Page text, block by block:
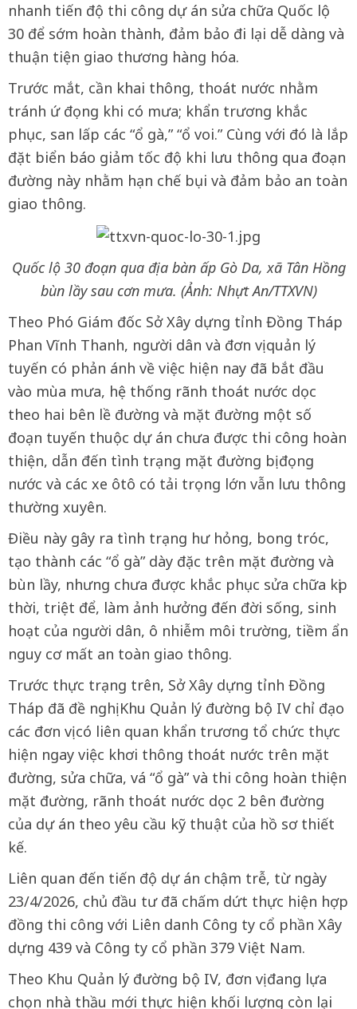
nhanh tiến độ thi công dự án sửa chữa Quốc lộ
30 để sớm hoàn thành, đảm bảo đi lại dễ dàng và
thuận tiện giao thương hàng hóa.
Trước mắt, cần khai thông, thoát nước nhằm
tránh ứ đọng khi có mưa; khẩn trương khắc
phục, san lấp các “ổ gà,” “ổ voi.” Cùng với đó là lắp
đặt biển báo giảm tốc độ khi lưu thông qua đoạn
đường này nhằm hạn chế bụi và đảm bảo an toàn
giao thông.
Quốc lộ 30 đoạn qua địa bàn ấp Gò Da, xã Tân Hồng
bùn lầy sau cơn mưa. (Ảnh: Nhựt An/TTXVN)
Theo Phó Giám đốc Sở Xây dựng tỉnh Đồng Tháp
Phan Vĩnh Thanh, người dân và đơn vị quản lý
tuyến có phản ánh về việc hiện nay đã bắt đầu
vào mùa mưa, hệ thống rãnh thoát nước dọc
theo hai bên lề đường và mặt đường một số
đoạn tuyến thuộc dự án chưa được thi công hoàn
thiện, dẫn đến tình trạng mặt đường bị đọng
nước và các xe ôtô có tải trọng lớn vẫn lưu thông
thường xuyên.
Điều này gây ra tình trạng hư hỏng, bong tróc,
tạo thành các “ổ gà” dày đặc trên mặt đường và
bùn lầy, nhưng chưa được khắc phục sửa chữa kịp
thời, triệt để, làm ảnh hưởng đến đời sống, sinh
hoạt của người dân, ô nhiễm môi trường, tiềm ẩn
nguy cơ mất an toàn giao thông.
Trước thực trạng trên, Sở Xây dựng tỉnh Đồng
Tháp đã đề nghị Khu Quản lý đường bộ IV chỉ đạo
các đơn vị có liên quan khẩn trương tổ chức thực
hiện ngay việc khơi thông thoát nước trên mặt
đường, sửa chữa, vá “ổ gà” và thi công hoàn thiện
mặt đường, rãnh thoát nước dọc 2 bên đường
của dự án theo yêu cầu kỹ thuật của hồ sơ thiết
kế.
Liên quan đến tiến độ dự án chậm trễ, từ ngày
23/4/2026, chủ đầu tư đã chấm dứt thực hiện hợp
đồng thi công với Liên danh Công ty cổ phần Xây
dựng 439 và Công ty cổ phần 379 Việt Nam.
Theo Khu Quản lý đường bộ IV, đơn vị đang lựa
chọn nhà thầu mới thực hiện khối lượng còn lại